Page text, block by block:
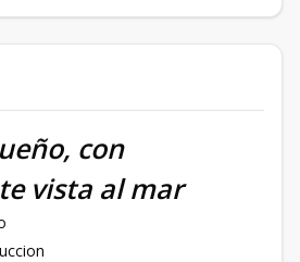
con
vista al mar